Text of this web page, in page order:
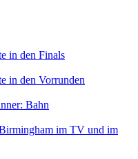
in den Finals
in den Vorrunden
Bahn
im TV und im